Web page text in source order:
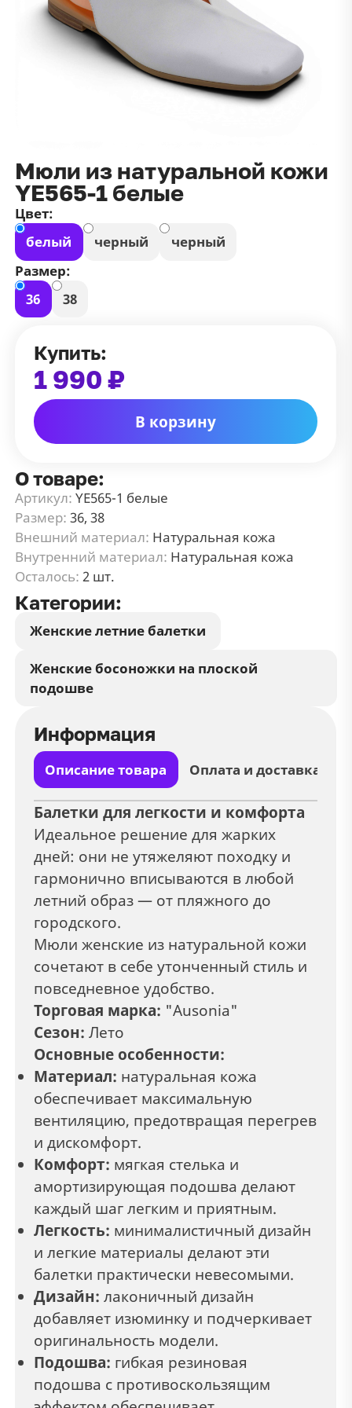
Мюли из натуральной кожи
YE565-1 белые
Цвет:
белый
черный
черный
Размер:
36
38
Купить:
1 990 ₽
В корзину
О товаре:
Артикул: YE565-1 белые
Размер: 36, 38
Внешний материал: Натуральная кожа
Внутренний материал: Натуральная кожа
Осталось: 2 шт.
Категории:
Женские летние балетки
Женские босоножки на плоской
подошве
Информация
Описание товара Оплата и доставка
Балетки для легкости и комфорта
Идеальное решение для жарких
дней: они не утяжеляют походку и
гармонично вписываются в любой
летний образ — от пляжного до
городского.
Мюли женские из натуральной кожи
сочетают в себе утонченный стиль и
повседневное удобство.
Торговая марка: "Ausonia"
Сезон: Лето
Основные особенности:
Материал: натуральная кожа
обеспечивает максимальную
вентиляцию, предотвращая перегрев
и дискомфорт.
Комфорт: мягкая стелька и
амортизирующая подошва делают
каждый шаг легким и приятным.
Легкость: минималистичный дизайн
и легкие материалы делают эти
балетки практически невесомыми.
Дизайн: лаконичный дизайн
добавляет изюминку и подчеркивает
оригинальность модели.
Подошва: гибкая резиновая
подошва с противоскользящим
данныхипубличной оффертой
Зарегистрироваться
100 ₽100 ₽
42